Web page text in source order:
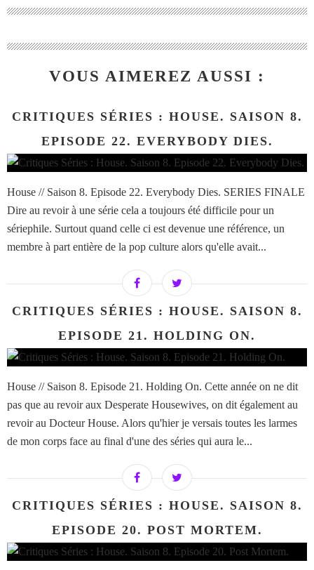
VOUS AIMEREZ AUSSI :
CRITIQUES SÉRIES : HOUSE. SAISON 8.
EPISODE 22. EVERYBODY DIES.
House // Saison 8. Episode 22. Everybody Dies. SERIES FINALE
Dire au revoir à une série cela a toujours été difficile pour un
sériephile. Surtout quand celle ci est devenue une référence, un
membre à part entière de la pop culture alors qu'elle avait...
CRITIQUES SÉRIES : HOUSE. SAISON 8.
EPISODE 21. HOLDING ON.
House // Saison 8. Episode 21. Holding On. Cette année on ne dit
pas que au revoir aux Desperate Housewives, on dit également au
revoir au Docteur House. Alors qu'hier je versais toutes les larmes
de mon corps face au final d'une des séries qui aura le...
CRITIQUES SÉRIES : HOUSE. SAISON 8.
EPISODE 20. POST MORTEM.